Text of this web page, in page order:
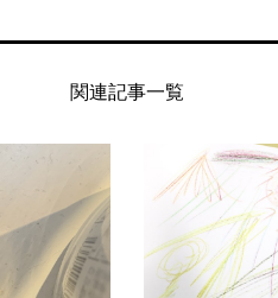
関連記事一覧